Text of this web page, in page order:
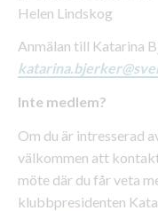
Helen Lindskog
Anmälan till Katarina
Inte medlem?
Om du är intresserad
välkommen att
möte där du får veta
klubbpresidenten